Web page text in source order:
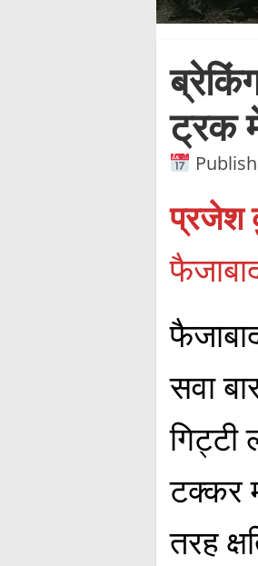
ट्रक
प्रजेश
सवा
टक्कर
तरह